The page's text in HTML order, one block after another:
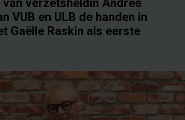
van verzetsheldin Andrée
VUB en ULB de handen in
Gaëlle Raskin als eerste